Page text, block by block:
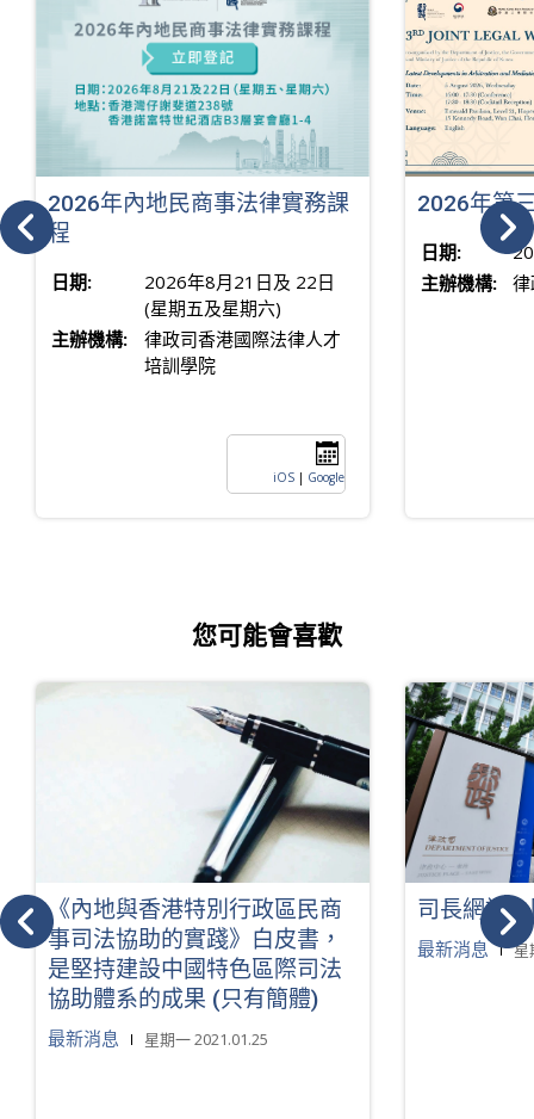
2026年內地民商事法律實務課
程
日期:
2026年8月21日及 22日
(星期五及星期六)
主辦機構:
律政司香港國際法律人才
培訓學院
iOS | Google
2026年第
日期:
主辦機構:
您可能會喜歡
《內地與香港特別行政區民商
事司法協助的實踐》白皮書，
是堅持建設中國特色區際司法
協助體系的成果 (只有簡體)
最新消息 星期一 2021.01.25
司長網誌
最新消息 星